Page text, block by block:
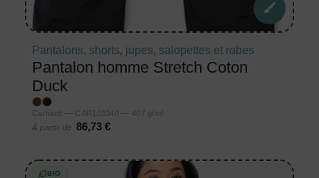
Pantalons, shorts, jupes, salopettes et robes
Pantalon homme Stretch Coton
Duck
Carhartt — CAR103340 — 407 g/m²
À partir de
86,73 €
BIO